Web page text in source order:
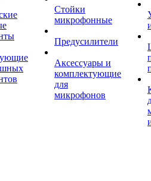
Стойки
микрофонные
Предусилители
Аксессуары и
комплектующие
для
микрофонов